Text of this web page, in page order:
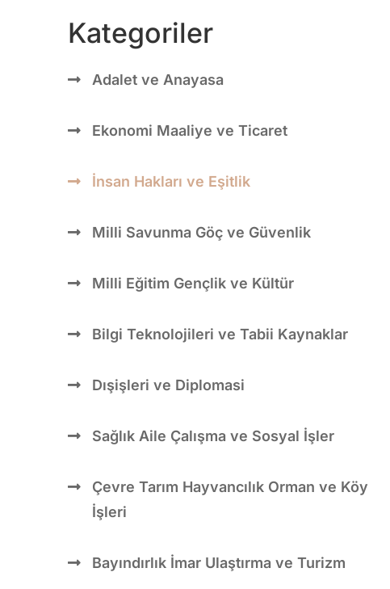
Kategoriler
Adalet ve Anayasa
Ekonomi Maaliye ve Ticaret
İnsan Hakları ve Eşitlik
Milli Savunma Göç ve Güvenlik
Milli Eğitim Gençlik ve Kültür
Bilgi Teknolojileri ve Tabii Kaynaklar
Dışişleri ve Diplomasi
Sağlık Aile Çalışma ve Sosyal İşler
Çevre Tarım Hayvancılık Orman ve Köy
İşleri
Bayındırlık İmar Ulaştırma ve Turizm